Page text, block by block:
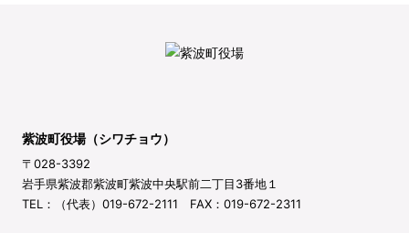
紫波町役場（シワチョウ）
〒028-3392
岩手県紫波郡紫波町紫波中央駅前二丁目3番地１
TEL：（代表）019-672-2111 FAX：019-672-2311